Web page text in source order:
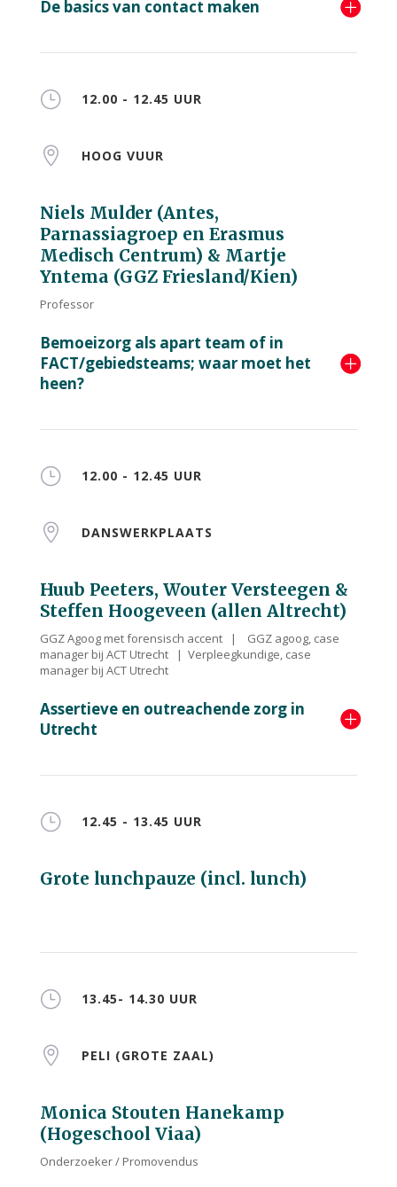
De basics van contact maken
} 12.00 - 12.45 UUR
 HOOG VUUR
Niels Mulder (Antes,
Parnassiagroep en Erasmus
Medisch Centrum) & Martje
Yntema (GGZ Friesland/Kien)
Professor
Bemoeizorg als apart team of in
FACT/gebiedsteams; waar moet het
heen?
} 12.00 - 12.45 UUR
 DANSWERKPLAATS
Huub Peeters, Wouter Versteegen &
Steffen Hoogeveen (allen Altrecht)
GGZ Agoog met forensisch accent | GGZ agoog, case
manager bij ACT Utrecht | Verpleegkundige, case
manager bij ACT Utrecht
Assertieve en outreachende zorg in
Utrecht
} 12.45 - 13.45 UUR
Grote lunchpauze (incl. lunch)
} 13.45- 14.30 UUR
 PELI (GROTE ZAAL)
Monica Stouten Hanekamp
(Hogeschool Viaa)
Onderzoeker / Promovendus